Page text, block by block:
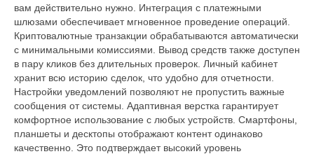
вам действительно нужно. Интеграция с платежными
шлюзами обеспечивает мгновенное проведение операций.
Криптовалютные транзакции обрабатываются автоматически
с минимальными комиссиями. Вывод средств также доступен
в пару кликов без длительных проверок. Личный кабинет
хранит всю историю сделок, что удобно для отчетности.
Настройки уведомлений позволяют не пропустить важные
сообщения от системы. Адаптивная верстка гарантирует
комфортное использование с любых устройств. Смартфоны,
планшеты и десктопы отображают контент одинаково
качественно. Это подтверждает высокий уровень